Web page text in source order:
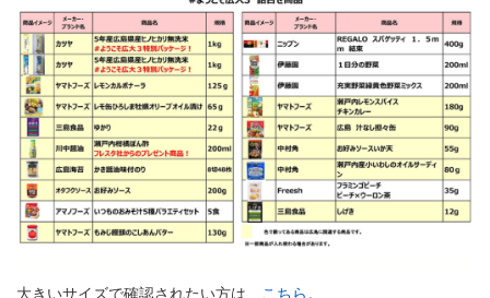
大きいサイズで確認されたい方は、 こちら 。